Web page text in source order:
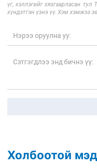
үг, хэллэгийг хязгаарласан
хүндэтгэн үзнэ үү. Хэм хэмжээ
Холбоотой